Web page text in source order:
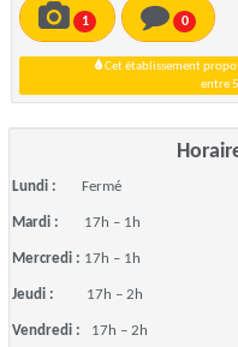
1 0
Cet établissement
entre
Lundi : Fermé
Mardi : 17h – 1h
Mercredi : 17h – 1h
Jeudi : 17h – 2h
Vendredi : 17h – 2h